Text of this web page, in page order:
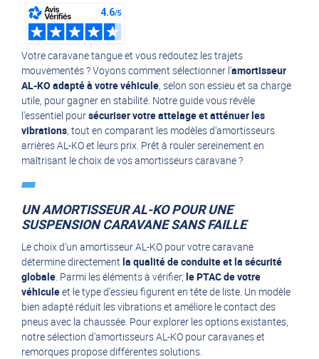
AL-KO (6)
Votre caravane tangue et vous redoutez les trajets
mouvementés ? Voyons comment sélectionner l'amortisseur
AL-KO adapté à votre véhicule, selon son essieu et sa charge
utile, pour gagner en stabilité. Notre guide vous révèle
l'essentiel poursécuriser votre attelage et atténuer les
vibrations, tout en comparant les modèles d'amortisseurs
arrières AL-KO et leurs prix. Prêt à rouler sereinement en
maîtrisant le choix de vos amortisseurs caravane ?
UN AMORTISSEUR AL-KO POUR UNE
SUSPENSION CARAVANE SANS FAILLE
Le choix d'un amortisseur AL-KO pour votre caravane
détermine directement la qualité de conduite et la sécurité
globale. Parmi les éléments à vérifier, le PTAC de votre
véhiculeet le type d'essieu figurent en tête de liste. Un modèle
bien adapté réduit les vibrations et améliore le contact des
pneus avec la chaussée. Pour explorer les options existantes,
notresélection d'amortisseurs AL-KO pour caravanes et
remorques propose différentes solutions.